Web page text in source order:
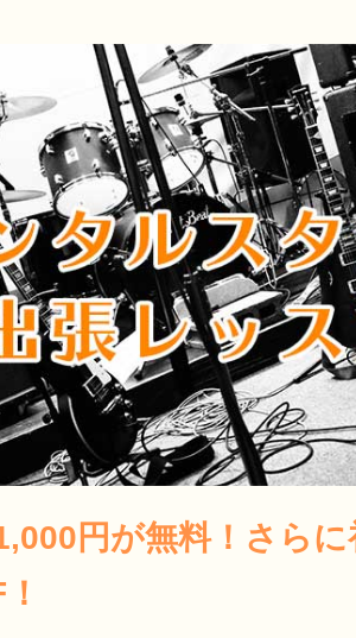
円が無料！さら